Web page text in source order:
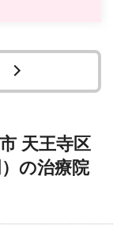
天王寺区
の治療院